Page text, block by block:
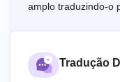
amplo traduzindo-o
Tradução